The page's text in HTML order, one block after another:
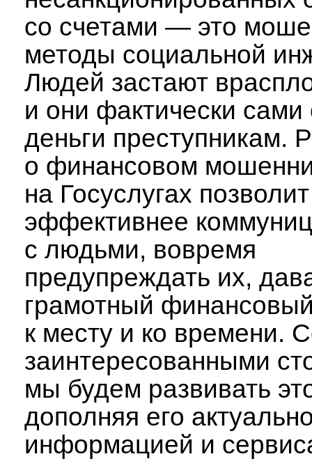
со счетами — это
методы социальной
Людей застают
и они фактически сами
деньги преступникам.
о финансовом
на Госуслугах позволит
эффективнее
с людьми, вовремя
предупреждать их,
грамотный
к месту и ко времени.
заинтересованными
мы будем развивать
дополняя его
информацией и